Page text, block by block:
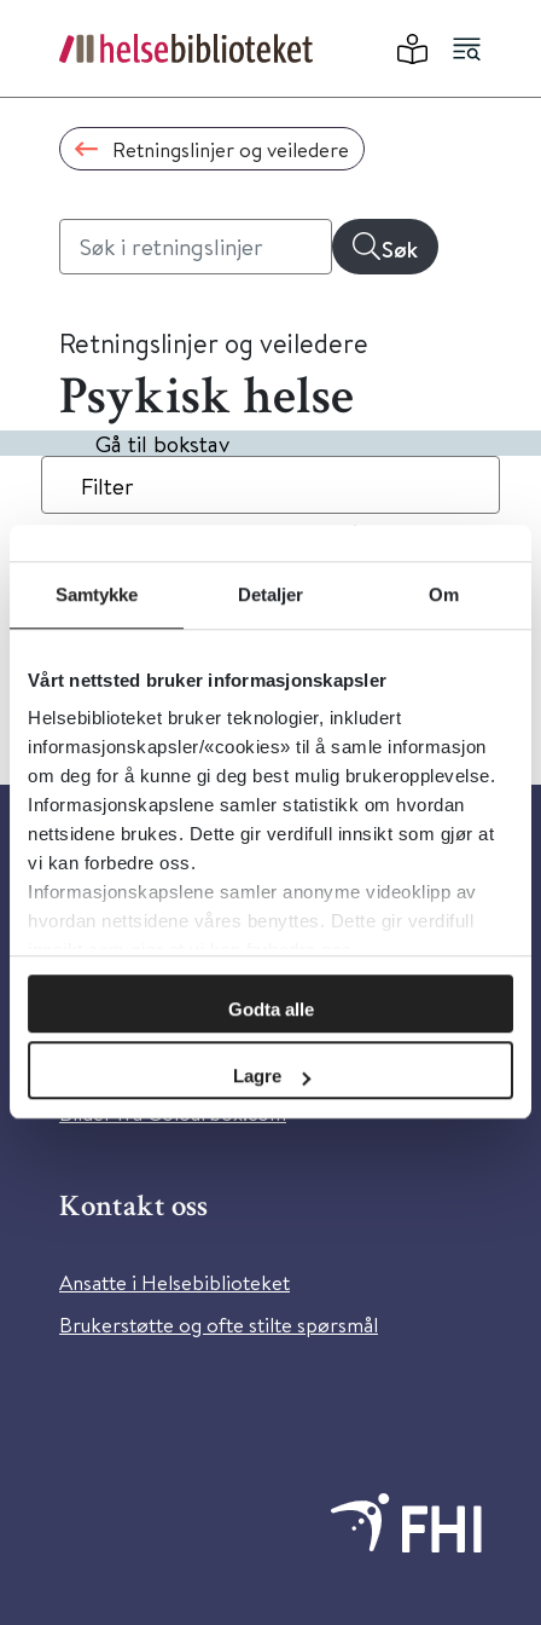
Samtykke Detaljer Om
Vårt nettsted bruker informasjonskapsler
Helsebiblioteket bruker teknologier, inkludert
informasjonskapsler/«cookies» til å samle informasjon
om deg for å kunne gi deg best mulig brukeropplevelse.
Informasjonskapslene samler statistikk om hvordan
nettsidene brukes. Dette gir verdifull innsikt som gjør at
vi kan forbedre oss.
Informasjonskapslene samler anonyme videoklipp av
hvordan nettsidene våres benyttes. Dette gir verdifull
Godta alle
Lagre
Retningslinjer og veiledere
Søk
Retningslinjer og veiledere
Psykisk helse
Gå til bokstav
Filter
« 1 2 »
Om oss
Tilgjengelighetserklæring
Information in English
Bilder fra Colourbox.com
Kontakt oss
Ansatte i Helsebiblioteket
Brukerstøtte og ofte stilte spørsmål